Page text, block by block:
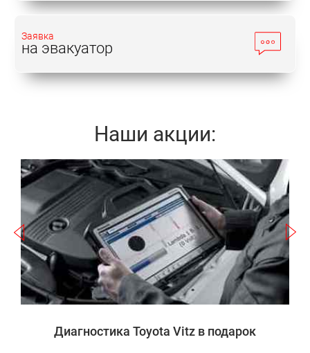
Заявка
на эвакуатор
Наши акции:
Записаться
Диагностика Toyota Vitz в подарок